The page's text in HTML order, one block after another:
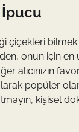
İpucu
çiçekleri
onun için
alıcınızın
popüler
kişisel